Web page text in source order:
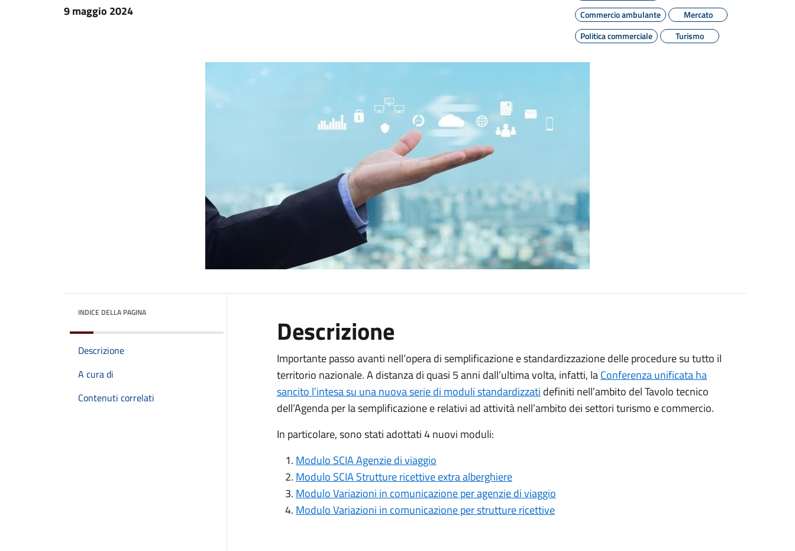
9 maggio 2024
Commercio ambulante
Mercato
Politica commerciale
Turismo
INDICE DELLA PAGINA
Descrizione
A cura di
Contenuti correlati
Descrizione
Importante passo avanti nell’opera di semplificazione e standardizzazione delle procedure su tutto il
territorio nazionale. A distanza di quasi 5 anni dall’ultima volta, infatti, laConferenza unificata ha
sancito l’intesa su una nuova serie di moduli standardizzati definiti nell’ambito del Tavolo tecnico
dell’Agenda per la semplificazione e relativi ad attività nell’ambito dei settori turismo e commercio.
In particolare, sono stati adottati 4 nuovi moduli:
Modulo SCIA Agenzie di viaggio
Modulo SCIA Strutture ricettive extra alberghiere
Modulo Variazioni in comunicazione per agenzie di viaggio
Modulo Variazioni in comunicazione per strutture ricettive